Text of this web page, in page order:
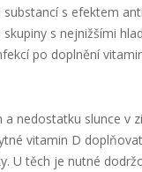
s efektem
s nejnižšími
po doplnění
a nedostatku slunce v
vitamin D
U těch je nutné